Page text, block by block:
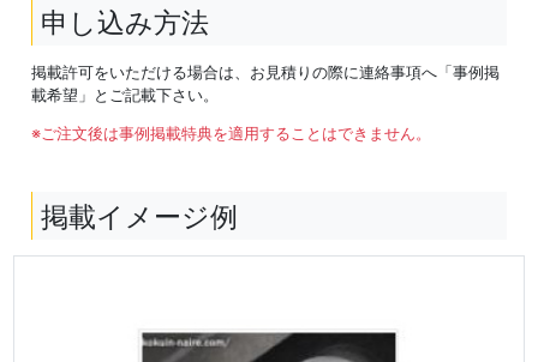
申し込み方法
掲載許可をいただける場合は、お見積りの際に連絡事項へ「事例掲
載希望」とご記載下さい。
※ご注文後は事例掲載特典を適用することはできません。
掲載イメージ例